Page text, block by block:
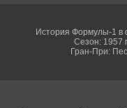
История Формулы-1 в
Сезон: 1957
Гран-При: